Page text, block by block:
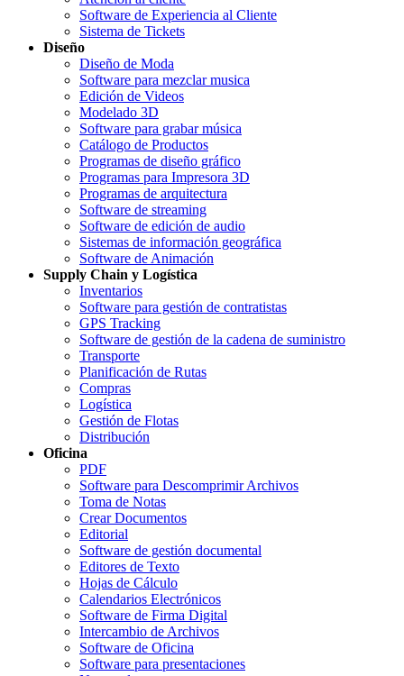
Software de Experiencia al Cliente
Sistema de Tickets
Diseño
Diseño de Moda
Software para mezclar musica
Edición de Videos
Modelado 3D
Software para grabar música
Catálogo de Productos
Programas de diseño gráfico
Programas para Impresora 3D
Programas de arquitectura
Software de streaming
Software de edición de audio
Sistemas de información geográfica
Software de Animación
Supply Chain y Logística
Inventarios
Software para gestión de contratistas
GPS Tracking
Software de gestión de la cadena de suministro
Transporte
Planificación de Rutas
Compras
Logística
Gestión de Flotas
Distribución
Oficina
PDF
Software para Descomprimir Archivos
Toma de Notas
Crear Documentos
Editorial
Software de gestión documental
Editores de Texto
Hojas de Cálculo
Calendarios Electrónicos
Software de Firma Digital
Intercambio de Archivos
Software de Oficina
Software para presentaciones